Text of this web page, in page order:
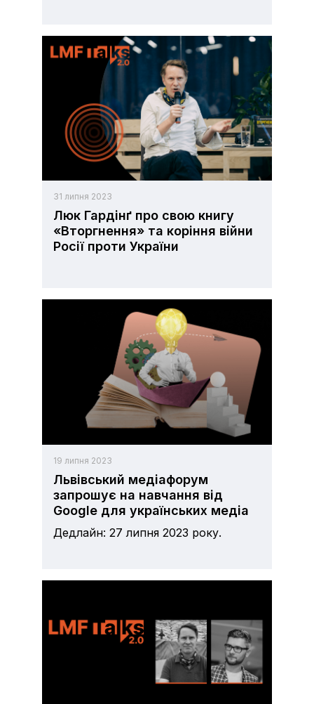
31 липня 2023
Люк Гардінґ про свою книгу
«Вторгнення» та коріння війни
Росії проти України
19 липня 2023
Львівський медіафорум
запрошує на навчання від
Google для українських медіа
Дедлайн: 27 липня 2023 року.